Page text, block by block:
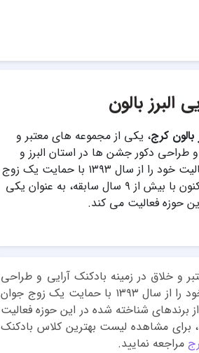
البرز بالون
بالون کرج، یکی از مجموعه های معتبر و
طراحی دکور جشن ها در استان البرز و
تهران است. این مجموعه فعالیت خود را از سال ۱۳۹۳ با حمایت یک زوج
جوان و هنرمند آغاز کرده و اکنون با بیش از ۹ سال سابقه، به عنوان یکی
حوزه فعالیت می کند.
و خلاق در زمینه بادکنک آرایی و طراحی
دکور جشن ها در استان البرز و تهران است. این مجموعه فعالیت خود را از سال ۱۳۹۳ با حمایت یک زوج جوان
سابقه، به عنوان یکی از برندهای شناخته شده در این حوزه فعالیت
برای مشاهده لیست بهترین کلاس بادکنک
مراجعه نمایید.